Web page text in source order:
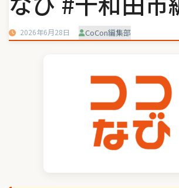
2026年6月28日 CoCon編集部